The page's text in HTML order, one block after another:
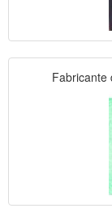
Fabricante